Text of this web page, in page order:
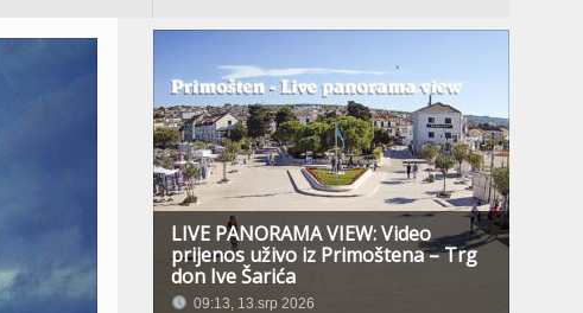
LIVE PANORAMA VIEW: Video
prijenos uživo iz Primoštena – Trg
don Ive Šarića
09:13, 13.srp 2026